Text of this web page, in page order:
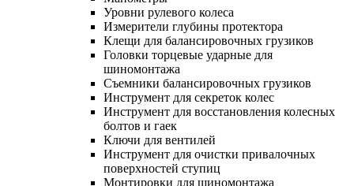
Уровни рулевого колеса
Измерители глубины протектора
Клещи для балансировочных грузиков
Головки торцевые ударные для
шиномонтажа
Съемники балансировочных грузиков
Инструмент для секреток колес
Инструмент для восстановления колесных
болтов и гаек
Ключи для вентилей
Инструмент для очистки привалочных
поверхностей ступиц
Монтировки для шиномонтажа